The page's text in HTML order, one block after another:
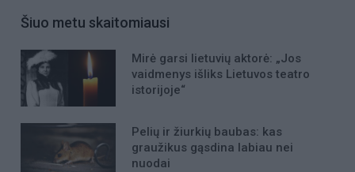
Šiuo metu skaitomiausi
Mirė garsi lietuvių aktorė: „Jos
vaidmenys išliks Lietuvos teatro
istorijoje“
Pelių ir žiurkių baubas: kas
graužikus gąsdina labiau nei
nuodai